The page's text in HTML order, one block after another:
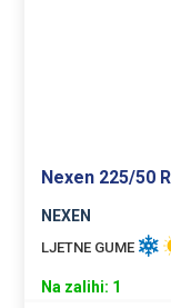
Nexen 225/50
NEXEN
LJETNE GUME
Na zalihi: 1